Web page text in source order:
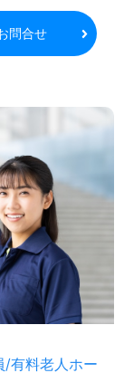
問合せ
有料老人ホー